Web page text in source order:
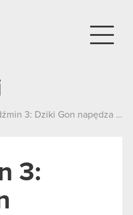
3: Dziki Gon napędza wyniki CD PROJEKT
3: